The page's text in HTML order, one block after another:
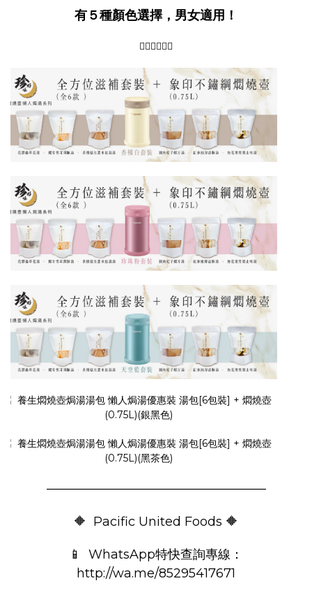
有５種顏色選擇，男女適用！
👇🏻👇🏻👇🏻
—————————————————–
🔶 Pacific United Foods 🔶
📱 WhatsApp特快查詢專線：
http://wa.me/85295417671